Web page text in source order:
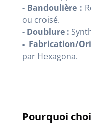
- Bandoulière :
ou croisé.
- Doublure :
- Fabrication/
par Hexagona.
Pourquoi